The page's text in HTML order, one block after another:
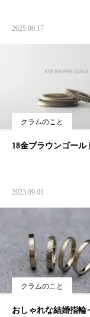
2025.06.17
クラムのこと
18金ブラウンゴール
2023.09.01
クラムのこと
おしゃれな結婚指輪